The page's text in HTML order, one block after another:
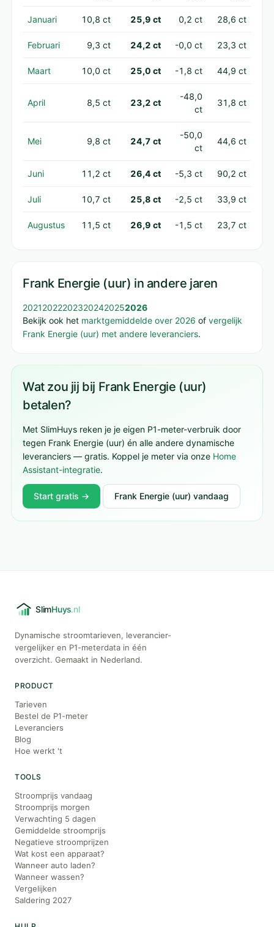
Januari 10,8 ct 25,9 ct 0,2 ct 28,6 ct
Februari 9,3 ct 24,2 ct -0,0 ct 23,3 ct
Maart 10,0 ct 25,0 ct -1,8 ct 44,9 ct
April 8,5 ct 23,2 ct
-48,0
ct
31,8 ct
Mei 9,8 ct 24,7 ct
-50,0
ct
44,6 ct
Juni 11,2 ct 26,4 ct -5,3 ct 90,2 ct
Juli 10,7 ct 25,8 ct -2,5 ct 33,9 ct
Augustus 11,5 ct 26,9 ct -1,5 ct 23,7 ct
Frank Energie (uur) in andere jaren
202120222023202420252026
Bekijk ook het marktgemiddelde over 2026 of vergelijk
Frank Energie (uur) met andere leveranciers.
Wat zou jij bij Frank Energie (uur)
betalen?
Met SlimHuys reken je je eigen P1-meter-verbruik door
tegen Frank Energie (uur) én alle andere dynamische
leveranciers — gratis. Koppel je meter via onze Home
Assistant-integratie.
Start gratis → Frank Energie (uur) vandaag
Dynamische stroomtarieven, leverancier-
vergelijker en P1-meterdata in één
overzicht. Gemaakt in Nederland.
PRODUCT
Tarieven
Bestel de P1-meter
Leveranciers
Blog
Hoe werkt 't
TOOLS
Stroomprijs vandaag
Stroomprijs morgen
Verwachting 5 dagen
Gemiddelde stroomprijs
Negatieve stroomprijzen
Wat kost een apparaat?
Wanneer auto laden?
Wanneer wassen?
Vergelijken
Saldering 2027